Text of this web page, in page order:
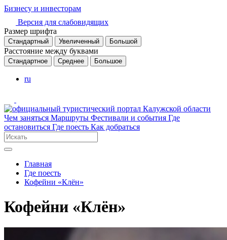
Бизнесу и инвесторам
Версия для слабовидящих
Размер шрифта
Стандартный Увеличенный Большой
Расстояние между буквами
Стандартное Среднее Большое
ru
Чем заняться Маршруты Фестивали и события Где
остановиться Где поесть Как добраться
Главная
Где поесть
Кофейни «Клён»
Кофейни «Клён»